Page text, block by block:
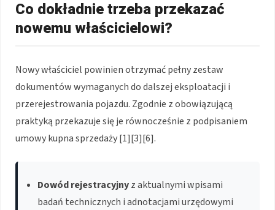
Co dokładnie trzeba przekazać
nowemu właścicielowi?
Nowy właściciel powinien otrzymać pełny zestaw
dokumentów wymaganych do dalszej eksploatacji i
przerejestrowania pojazdu. Zgodnie z obowiązującą
praktyką przekazuje się je równocześnie z podpisaniem
umowy kupna sprzedaży [1][3][6].
Dowód rejestracyjnyz aktualnymi wpisami
badań technicznych i adnotacjami urzędowymi